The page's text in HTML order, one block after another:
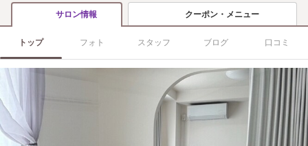
サロン情報 クーポン・メニュー
トップ フォト スタッフ ブログ 口コミ